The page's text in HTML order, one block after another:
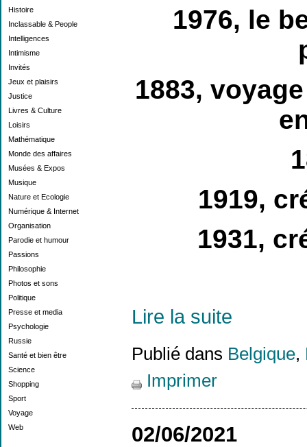
Histoire
Inclassable & People
Intelligences
Intimisme
Invités
Jeux et plaisirs
Justice
Livres & Culture
Loisirs
Mathématique
Monde des affaires
Musées & Expos
Musique
Nature et Ecologie
Numérique & Internet
Organisation
Parodie et humour
Passions
Philosophie
Photos et sons
Politique
Presse et media
Psychologie
Russie
Santé et bien être
Science
Shopping
Sport
Voyage
Web
1976, le
1883,
1919,
1931,
Lire la suite
Publié dans Belgique,
Imprimer
02/06/2021